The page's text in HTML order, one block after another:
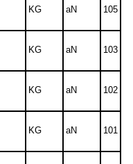
KG aN 105
KG aN 103
KG aN 102
KG aN 101